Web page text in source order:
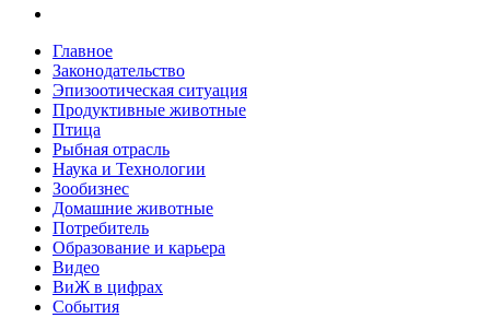
Главное
Законодательство
Эпизоотическая ситуация
Продуктивные животные
Птица
Рыбная отрасль
Наука и Технологии
Зообизнес
Домашние животные
Потребитель
Образование и карьера
Видео
ВиЖ в цифрах
События